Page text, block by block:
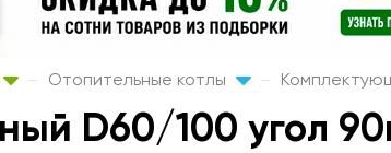
Отопительные котлы
D60/100 угол